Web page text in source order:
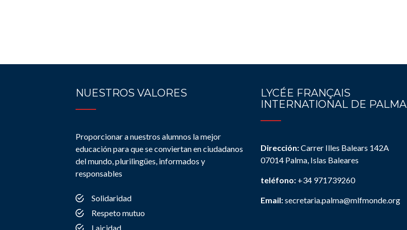
NUESTROS VALORES
Proporcionar a nuestros alumnos la mejor
educación para que se conviertan en ciudadanos
del mundo, plurilingües, informados y
responsables
Solidaridad
Respeto mutuo
Laicidad
LYCÉE FRANÇAIS
INTERNATIONAL DE PALMA
Dirección:Carrer Illes Balears 142A
07014 Palma, Islas Baleares
teléfono: +34 971739260
Email:secretaria.palma@mlfmonde.org